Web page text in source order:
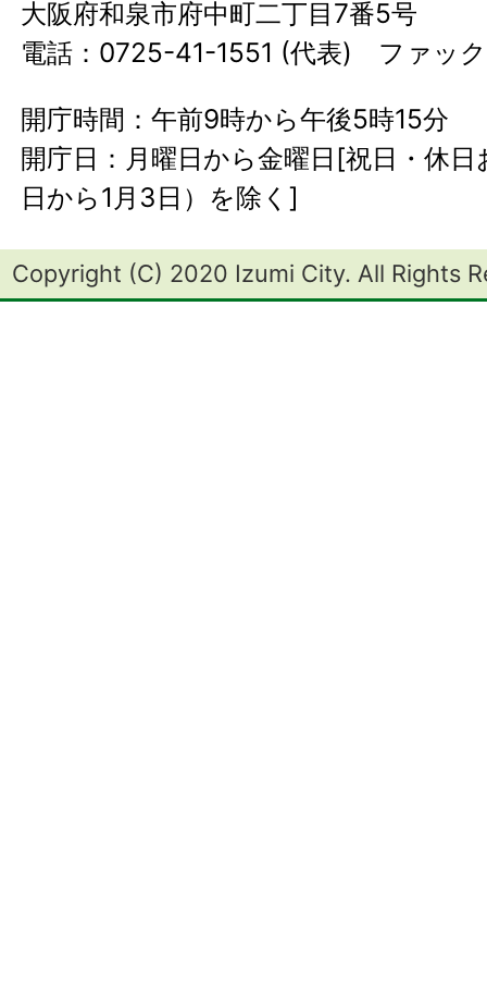
大阪府和泉市府中町二丁目7番5号
電話：0725-41-1551 (代表) ファッ
開庁時間：午前9時から午後5時15分
開庁日：月曜日から金曜日[祝日・休
日から1月3日）を除く]
Copyright (C) 2020 Izumi City. All Rights